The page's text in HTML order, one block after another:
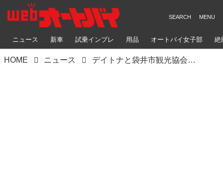
ニュース 新車 試乗インプレ 用品 オートバイ女子部 絶
HOME ニュース デイトナと袋井市観光協会が「観光パートナー協定」を締結｜バイク文化と地域資源の融合で、新たなツーリズムを創出する挑戦